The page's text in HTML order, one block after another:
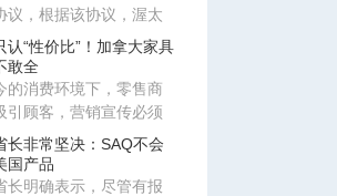
议，根据该协议，渥太
意满足特朗普政府提出
认“性价比”！加拿大家具
敢全
的消费环境下，零售商
引顾客，营销宣传必须
有所值”。在这种情况
长非常坚决：SAQ不会
国产品
长明确表示，尽管有报